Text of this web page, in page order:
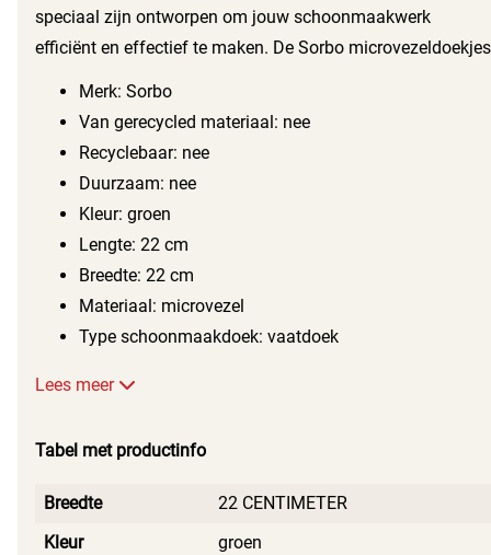
speciaal zijn ontworpen om jouw schoonmaakwerk
efficiënt en effectief te maken. De Sorbo microvezeldoekjes
Merk: Sorbo
Van gerecycled materiaal: nee
Recyclebaar: nee
Duurzaam: nee
Kleur: groen
Lengte: 22 cm
Breedte: 22 cm
Materiaal: microvezel
Type schoonmaakdoek: vaatdoek
Lees meer
Tabel met productinfo
Breedte
22 CENTIMETER
Kleur
groen